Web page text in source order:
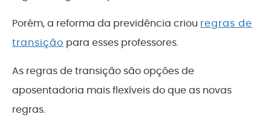
Porém, a reforma da previdência criou regras de
transição para esses professores.
As regras de transição são opções de
aposentadoria mais flexíveis do que as novas
regras.